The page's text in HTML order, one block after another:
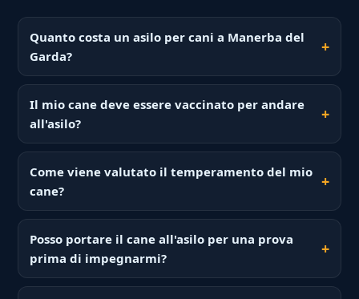
Quanto costa un asilo per cani a Manerba del
Garda?
Il mio cane deve essere vaccinato per andare
all'asilo?
Come viene valutato il temperamento del mio
cane?
Posso portare il cane all'asilo per una prova
prima di impegnarmi?